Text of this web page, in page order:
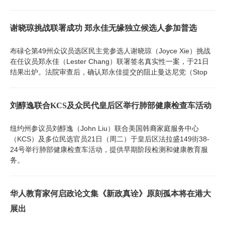
谢晓琼挑战联署成功 郑永佳无缘独立候选人参加普选
布碌仑第49州众议员选区民主党参选人谢晓琼（Joyce Xie）挑战
在任议员郑永佳（Lester Chang）联署签名真实性一案，于21日
结果出炉。法院审查后，确认郑永佳提交的阻止曼达尼党（Stop
刘醇逸联合KCS及众民代皇后区举行肺部健康检查车活动
纽约州参议员刘醇逸（John Liu）联合美国韩裔家庭服务中心
（KCS）及多位民选官员21日（周二）于皇后区法拉盛149街38-
24号举行肺部健康检查车活动，提供早期阶段检测和健康教育服
务。
华人教育家何启政论文集《新政真诠》原刻孤本将在港大
展出